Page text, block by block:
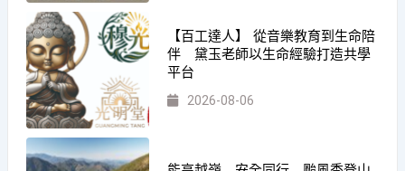
【百工達人】 從音樂教育到生命陪
伴 黛玉老師以生命經驗打造共學
平台
2026-08-06